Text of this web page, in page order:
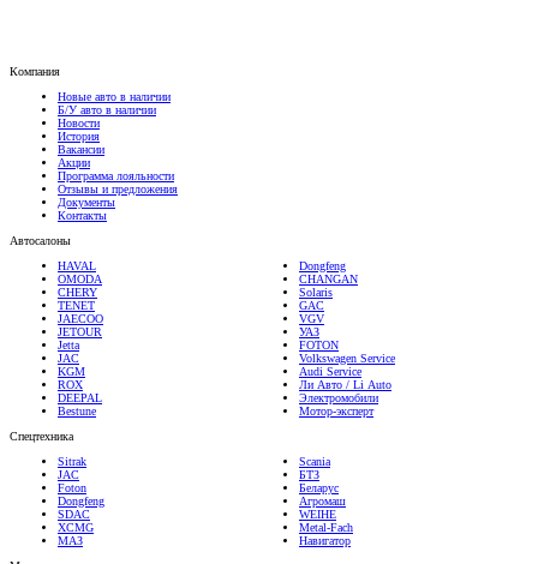
Новые авто в наличии
Б/У авто в наличии
Новости
История
Вакансии
Акции
Программа лояльности
Отзывы и предложения
Документы
Контакты
Автосалоны
HAVAL
OMODA
CHERY
TENET
JAECOO
JETOUR
Jetta
JAC
KGM
ROX
DEEPAL
Bestune
CHANGAN
Solaris
GAC
VGV
УАЗ
FOTON
Volkswagen Service
Audi Service
Ли Авто / Li Auto
Электромобили
Мотор-эксперт
Спецтехника
Sitrak
JAC
Foton
Dongfeng
SDAC
XCMG
МАЗ
БТЗ
Беларус
Агромаш
WEIHE
Metal-Fach
Навигатор
Мототехника